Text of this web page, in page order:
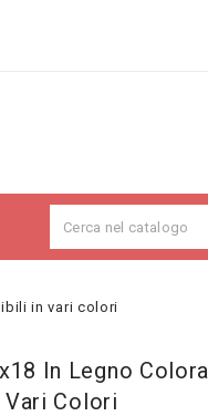
in vari colori
In Legno
Colori